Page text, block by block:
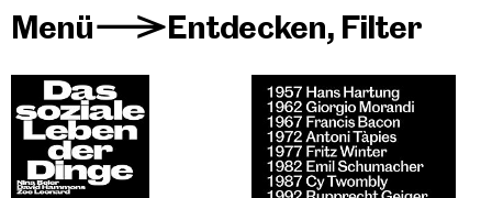
Menü>Entdecken, Filter